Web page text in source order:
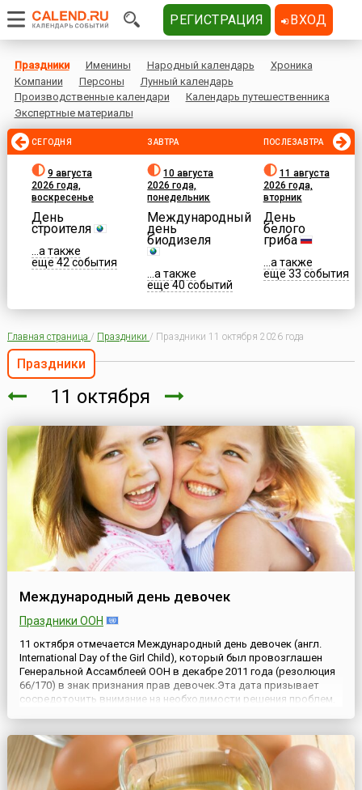
Праздники Именины Народный календарь
Хроника
Компании
Персоны
Лунный календарь
Производственные календари
Календарь путешественника
Экспертные материалы
СЕГОДНЯ
9 августа
2026 года,
воскресенье
День
строителя
...а также
еще 42 события
ЗАВТРА
10 августа
2026 года,
понедельник
Международный
день
биодизеля
...а также
еще 40 событий
ПОСЛЕЗАВТРА
11 августа
2026 года,
вторник
День
белого
гриба
...а также
еще 33 события
Главная страница / Праздники / Праздники 11 октября 2026 года
Праздники
11 октября
Международный день девочек
Праздники ООН
11 октября отмечается Международный день девочек (англ.
International Day of the Girl Child), который был провозглашен
Генеральной Ассамблеей ООН в декабре 2011 года (резолюция
66/170) в знак признания прав девочек.Эта дата призывает
сосредоточить внимание на необходимости решения проблем,
РЕГИСТРАЦИЯ ВХОД